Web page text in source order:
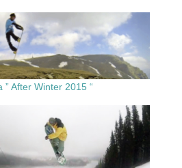
After Winter 2015 “